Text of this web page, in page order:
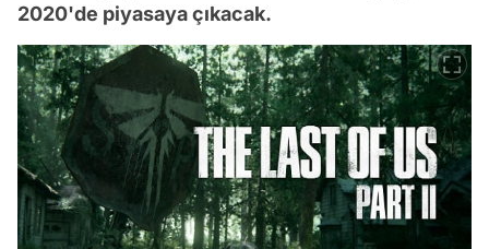
2020'de piyasaya çıkacak.